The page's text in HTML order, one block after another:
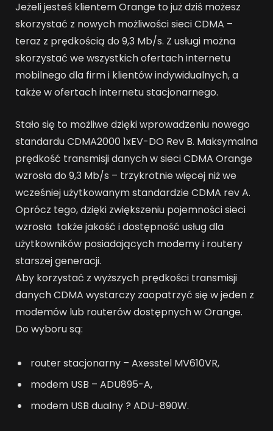
Jeżeli jesteś klientem Orange to już dziś możesz
skorzystać z nowych możliwości sieci CDMA –
teraz z prędkością do 9,3 Mb/s. Z usługi można
skorzystać we wszystkich ofertach internetu
mobilnego dla firm i klientów indywidualnych, a
także w ofertach internetu stacjonarnego.
Stało się to możliwe dzięki wprowadzeniu nowego
standardu CDMA2000 1xEV-DO Rev B. Maksymalna
prędkość transmisji danych w sieci CDMA Orange
wzrosła do 9,3 Mb/s – trzykrotnie więcej niż we
wcześniej użytkowanym standardzie CDMA rev A.
Oprócz tego, dzięki zwiększeniu pojemności sieci
wzrosła także jakość i dostępność usług dla
użytkowników posiadających modemy i routery
starszej generacji.
Aby korzystać z wyższych prędkości transmisji
danych CDMA wystarczy zaopatrzyć się w jeden z
modemów lub routerów dostępnych w Orange.
Do wyboru są:
router stacjonarny – Axesstel MV610VR,
modem USB – ADU895-A,
modem USB dualny ? ADU-890W.